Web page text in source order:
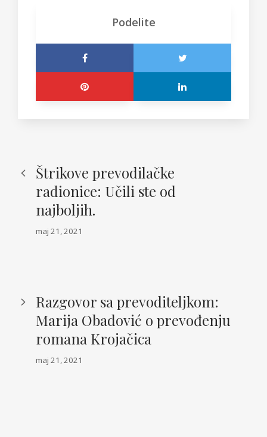
Podelite
Štrikove prevodilačke
radionice: Učili ste od
najboljih.
maj 21, 2021
Razgovor sa prevoditeljkom:
Marija Obadović o prevođenju
romana Krojačica
maj 21, 2021